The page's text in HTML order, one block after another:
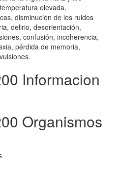
elevada,
disminución de los ruidos
delirio, desorientación,
confusión, incoherencia,
pérdida de memoria,
Informacion
Organismos